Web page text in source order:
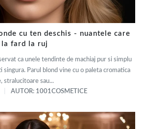
cu ten deschis - nuantele care
la fard la ruj
ca unele tendinte de machiaj pur si simplu
singura. Parul blond vine cu o paleta cromatica
stralucitoare sau...
AUTOR: 1001COSMETICE